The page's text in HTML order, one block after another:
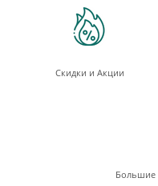
Скидки и Акции
Большие